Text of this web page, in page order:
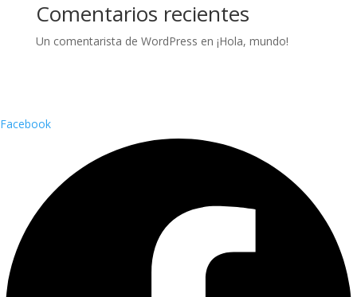
Comentarios recientes
Un comentarista de WordPress en ¡Hola, mundo!
Facebook